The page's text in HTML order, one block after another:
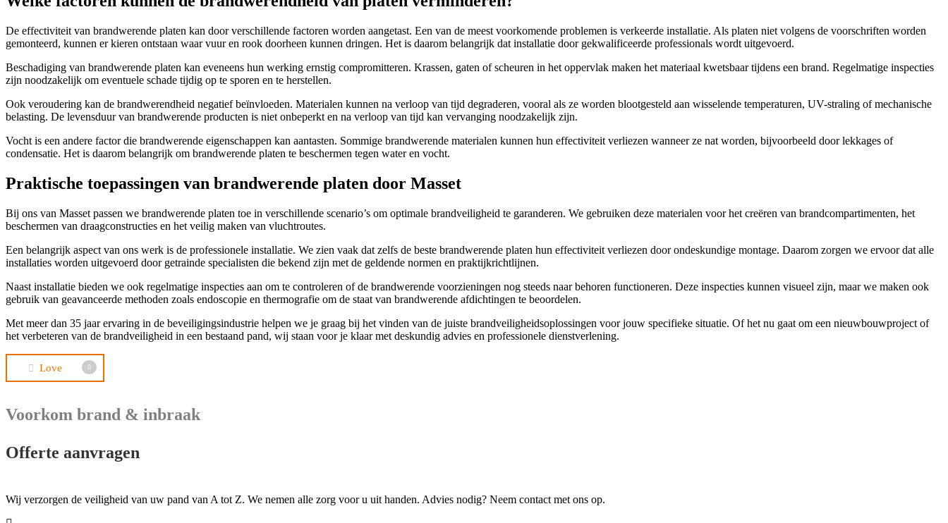
De effectiviteit van brandwerende platen kan door verschillende factoren worden aangetast. Een van de meest voorkomende problemen is verkeerde installatie. Als platen niet volgens de voorschriften worden
gemonteerd, kunnen er kieren ontstaan waar vuur en rook doorheen kunnen dringen. Het is daarom belangrijk dat installatie door gekwalificeerde professionals wordt uitgevoerd.
Beschadiging van brandwerende platen kan eveneens hun werking ernstig compromitteren. Krassen, gaten of scheuren in het oppervlak maken het materiaal kwetsbaar tijdens een brand. Regelmatige inspecties
zijn noodzakelijk om eventuele schade tijdig op te sporen en te herstellen.
Ook veroudering kan de brandwerendheid negatief beïnvloeden. Materialen kunnen na verloop van tijd degraderen, vooral als ze worden blootgesteld aan wisselende temperaturen, UV-straling of mechanische
belasting. De levensduur van brandwerende producten is niet onbeperkt en na verloop van tijd kan vervanging noodzakelijk zijn.
Vocht is een andere factor die brandwerende eigenschappen kan aantasten. Sommige brandwerende materialen kunnen hun effectiviteit verliezen wanneer ze nat worden, bijvoorbeeld door lekkages of
condensatie. Het is daarom belangrijk om brandwerende platen te beschermen tegen water en vocht.
Praktische toepassingen van brandwerende platen door Masset
Bij ons van Masset passen we brandwerende platen toe in verschillende scenario’s om optimale brandveiligheid te garanderen. We gebruiken deze materialen voor het creëren van brandcompartimenten, het
beschermen van draagconstructies en het veilig maken van vluchtroutes.
Een belangrijk aspect van ons werk is de professionele installatie. We zien vaak dat zelfs de beste brandwerende platen hun effectiviteit verliezen door ondeskundige montage. Daarom zorgen we ervoor dat alle
installaties worden uitgevoerd door getrainde specialisten die bekend zijn met de geldende normen en praktijkrichtlijnen.
Naast installatie bieden we ook regelmatige inspecties aan om te controleren of de brandwerende voorzieningen nog steeds naar behoren functioneren. Deze inspecties kunnen visueel zijn, maar we maken ook
gebruik van geavanceerde methoden zoals endoscopie en thermografie om de staat van brandwerende afdichtingen te beoordelen.
Met meer dan 35 jaar ervaring in de beveiligingsindustrie helpen we je graag bij het vinden van de juiste brandveiligheidsoplossingen voor jouw specifieke situatie. Of het nu gaat om een nieuwbouwproject of
het verbeteren van de brandveiligheid in een bestaand pand, wij staan voor je klaar met deskundig advies en professionele dienstverlening.
Love 0
Voorkom brand & inbraak
Offerte aanvragen
Wij verzorgen de veiligheid van uw pand van A tot Z. We nemen alle zorg voor u uit handen. Advies nodig? Neem contact met ons op.